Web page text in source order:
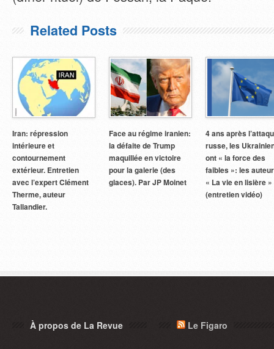
Related Posts
Iran: répression
intérieure et
contournement
extérieur. Entretien
avec l’expert Clément
Therme, auteur
Tallandier.
Face au régime iranien:
la défaite de Trump
maquillée en victoire
pour la galerie (des
glaces). Par JP Moinet
4 ans après
russe, les
ont « la force des
faibles »: les
« La vie en lisière »
(entretien vidéo)
À propos de La Revue Le Figaro